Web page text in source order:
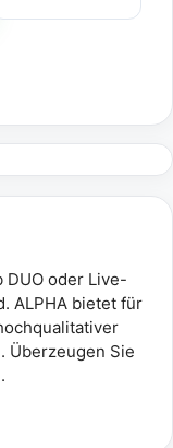
DUO oder Live-
ALPHA bietet für
Überzeugen Sie